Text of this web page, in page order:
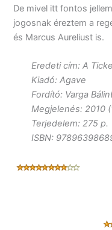
De mivel itt fontos
jogosnak éreztem a
és Marcus Aureliust is.
Eredeti cím: A
Kiadó: Agave
Fordító: Varga
Megjelenés: 2010
Terjedelem: 275 p.
ISBN: